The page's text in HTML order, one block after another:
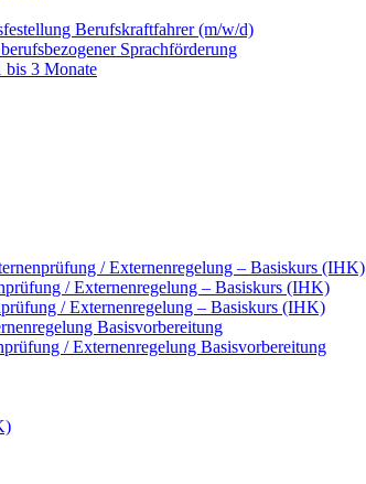
Berufskraftfahrer (m/w/d)
Sprachförderung
bis 3 Monate
/ Externenregelung – Basiskurs (IHK)
/ Externenregelung – Basiskurs (IHK)
/ Externenregelung – Basiskurs (IHK)
Basisvorbereitung
/ Externenregelung Basisvorbereitung